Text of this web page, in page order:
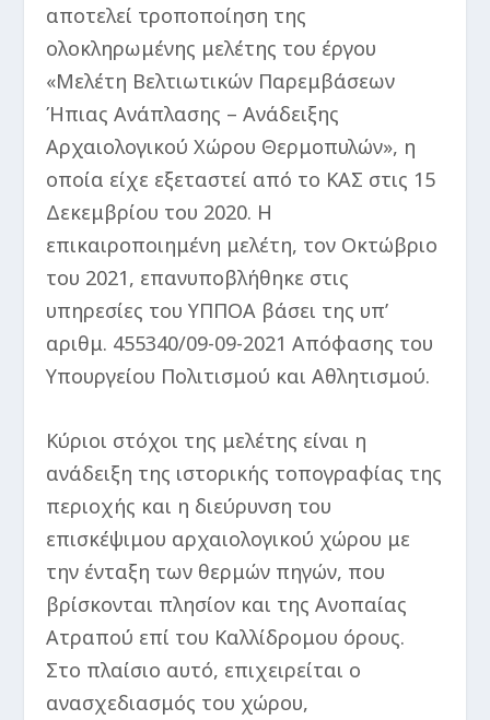
αποτελεί τροποποίηση της
ολοκληρωμένης μελέτης του έργου
«Μελέτη Βελτιωτικών Παρεμβάσεων
Ήπιας Ανάπλασης – Ανάδειξης
Αρχαιολογικού Χώρου Θερμοπυλών», η
οποία είχε εξεταστεί από το ΚΑΣ στις 15
Δεκεμβρίου του 2020. Η
επικαιροποιημένη μελέτη, τον Οκτώβριο
του 2021, επανυποβλήθηκε στις
υπηρεσίες του ΥΠΠΟΑ βάσει της υπ’
αριθμ. 455340/09-09-2021 Απόφασης του
Υπουργείου Πολιτισμού και Αθλητισμού.
Κύριοι στόχοι της μελέτης είναι η
ανάδειξη της ιστορικής τοπογραφίας της
περιοχής και η διεύρυνση του
επισκέψιμου αρχαιολογικού χώρου με
την ένταξη των θερμών πηγών, που
βρίσκονται πλησίον και της Ανοπαίας
Ατραπού επί του Καλλίδρομου όρους.
Στο πλαίσιο αυτό, επιχειρείται ο
ανασχεδιασμός του χώρου,